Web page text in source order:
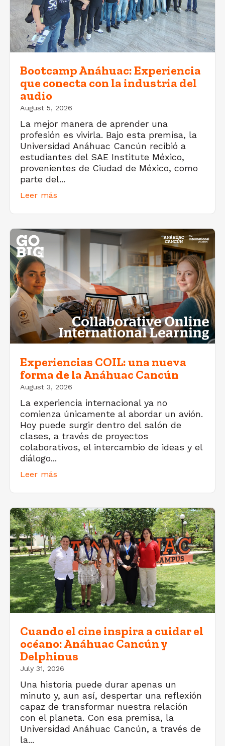
Bootcamp Anáhuac: Experiencia
que conecta con la industria del
audio
August 5, 2026
La mejor manera de aprender una
profesión es vivirla. Bajo esta premisa, la
Universidad Anáhuac Cancún recibió a
estudiantes del SAE Institute México,
provenientes de Ciudad de México, como
parte del...
Leer más
Experiencias COIL: una nueva
forma de la Anáhuac Cancún
August 3, 2026
La experiencia internacional ya no
comienza únicamente al abordar un avión.
Hoy puede surgir dentro del salón de
clases, a través de proyectos
colaborativos, el intercambio de ideas y el
diálogo...
Leer más
Cuando el cine inspira a cuidar el
océano: Anáhuac Cancún y
Delphinus
July 31, 2026
Una historia puede durar apenas un
minuto y, aun así, despertar una reflexión
capaz de transformar nuestra relación
con el planeta. Con esa premisa, la
Universidad Anáhuac Cancún, a través de
la...